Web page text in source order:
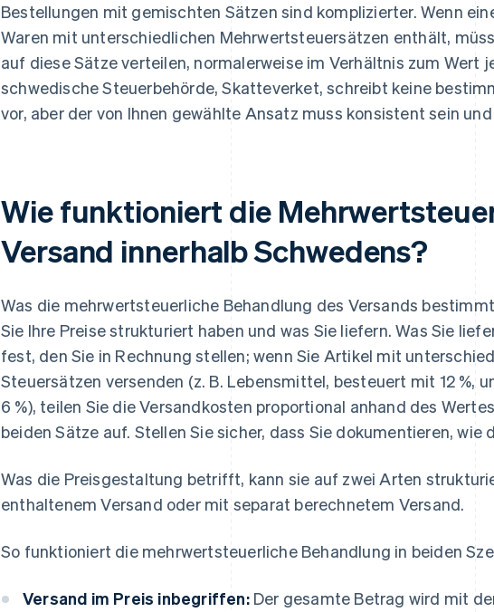
Bestellungen mit gemischten Sätzen sind komplizierter. Wenn
Waren mit unterschiedlichen Mehrwertsteuersätzen enthält,
auf diese Sätze verteilen, normalerweise im Verhältnis zum Wert
schwedische Steuerbehörde, Skatteverket, schreibt keine
vor, aber der von Ihnen gewählte Ansatz muss konsistent sein
Wie funktioniert die
Versand innerhalb Schwedens?
Was die mehrwertsteuerliche Behandlung des Versands
Sie Ihre Preise strukturiert haben und was Sie liefern. Was Sie
fest, den Sie in Rechnung stellen; wenn Sie Artikel mit
Steuersätzen versenden (z. B. Lebensmittel, besteuert mit 12 %,
6 %), teilen Sie die Versandkosten proportional anhand des
beiden Sätze auf. Stellen Sie sicher, dass Sie dokumentieren, wie
Was die Preisgestaltung betrifft, kann sie auf zwei Arten
enthaltenem Versand oder mit separat berechnetem Versand.
So funktioniert die mehrwertsteuerliche Behandlung in beiden
Versand im Preis inbegriffen:Der gesamte Betrag wird mit